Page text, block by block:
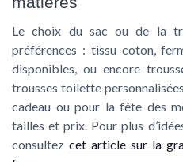
Le choix du sac ou de la
préférences : tissu coton,
disponibles, ou encore
trousses toilette
cadeau ou pour la fête des
tailles et prix. Pour plus
consultez cet article sur la